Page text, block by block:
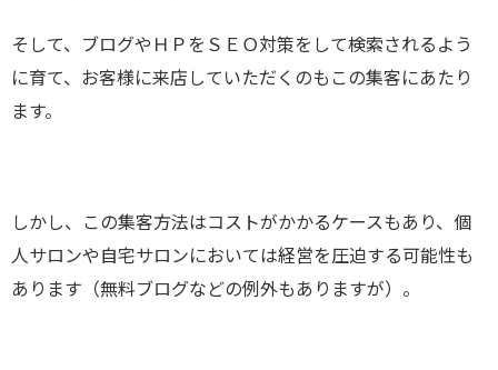
そして、ブログやＨＰをＳＥＯ対策をして検索されるよう
に育て、お客様に来店していただくのもこの集客にあたり
ます。
しかし、この集客方法はコストがかかるケースもあり、個
人サロンや自宅サロンにおいては経営を圧迫する可能性も
あります（無料ブログなどの例外もありますが）。